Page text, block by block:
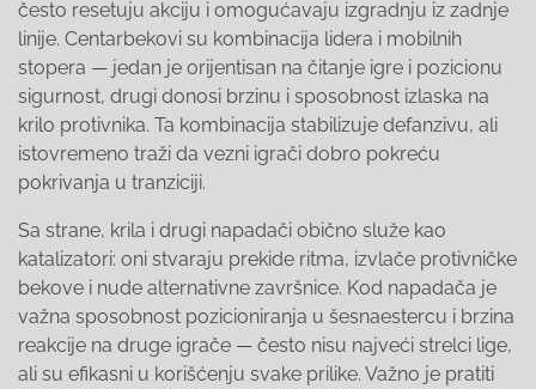
često resetuju akciju i omogućavaju izgradnju iz zadnje
linije. Centarbekovi su kombinacija lidera i mobilnih
stopera — jedan je orijentisan na čitanje igre i pozicionu
sigurnost, drugi donosi brzinu i sposobnost izlaska na
krilo protivnika. Ta kombinacija stabilizuje defanzivu, ali
istovremeno traži da vezni igrači dobro pokreću
pokrivanja u tranziciji.
Sa strane, krila i drugi napadači obično služe kao
katalizatori: oni stvaraju prekide ritma, izvlače protivničke
bekove i nude alternativne završnice. Kod napadača je
važna sposobnost pozicioniranja u šesnaestercu i brzina
reakcije na druge igrače — često nisu najveći strelci lige,
ali su efikasni u korišćenju svake prilike. Važno je pratiti